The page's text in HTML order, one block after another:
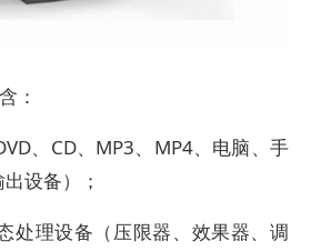
：
、CD、MP3、MP4、电脑、手
设备）；
处理设备（压限器、效果器、调